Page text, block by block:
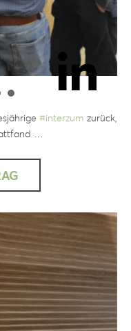
#interzum zurück,
…